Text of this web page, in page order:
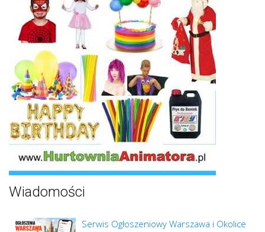
Wiadomości
Serwis Ogłoszeniowy Warszawa i Okolice